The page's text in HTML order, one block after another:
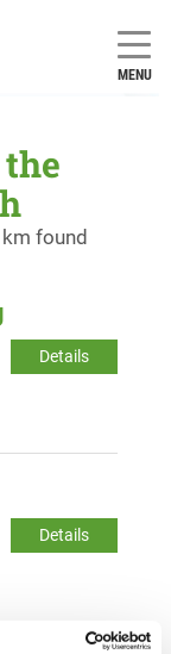
MENU
found
Details
Details